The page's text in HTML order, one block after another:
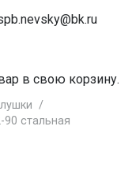
в свою корзину.
/
стальная